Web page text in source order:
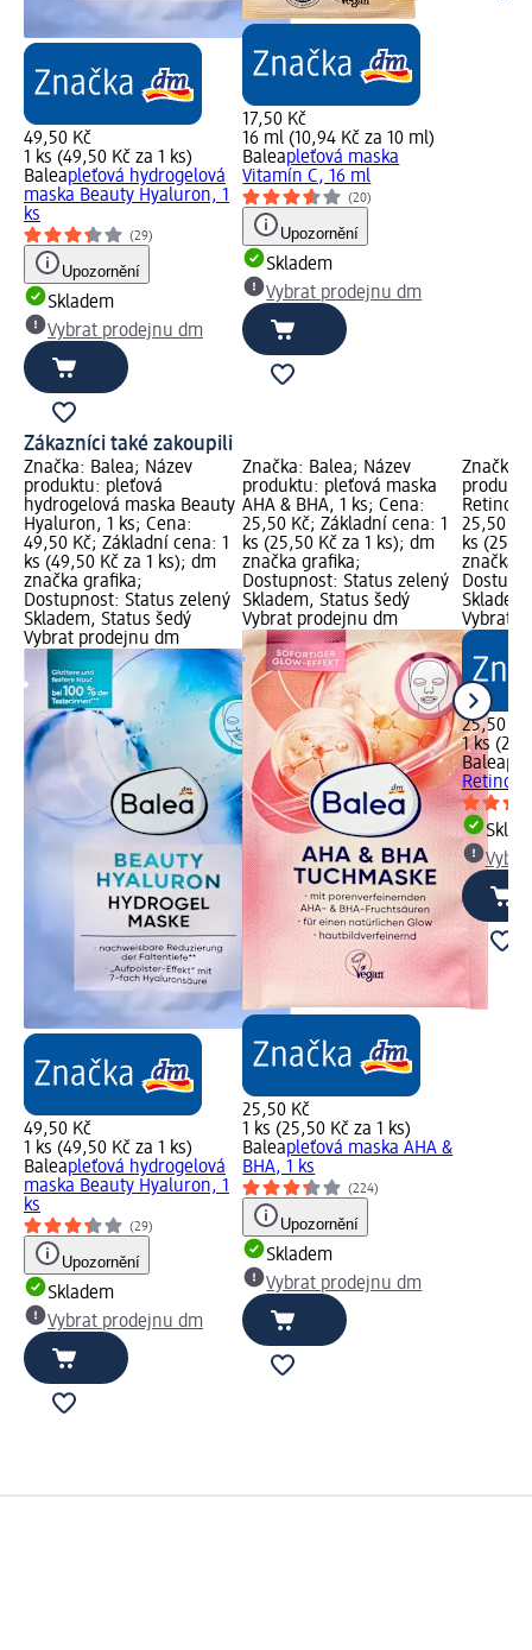
49,50 Kč
1 ks (49,50 Kč za 1 ks)
Baleapleťová hydrogelová
maska Beauty Hyaluron, 1
ks
(29)
Upozornění
Skladem
Vybrat prodejnu dm
17,50 Kč
16 ml (10,94 Kč za 10 ml)
Baleapleťová maska
Vitamín C, 16 ml
(20)
Upozornění
Skladem
Vybrat prodejnu dm
Zákazníci také zakoupili
Značka: Balea; Název
produktu: pleťová
hydrogelová maska Beauty
Hyaluron, 1 ks; Cena:
49,50 Kč; Základní cena: 1
ks (49,50 Kč za 1 ks); dm
značka grafika;
Dostupnost: Status zelený
Skladem, Status šedý
Vybrat prodejnu dm
49,50 Kč
1 ks (49,50 Kč za 1 ks)
Baleapleťová hydrogelová
maska Beauty Hyaluron, 1
ks
(29)
Upozornění
Skladem
Vybrat prodejnu dm
Značka: Balea; Název
produktu: pleťová maska
AHA & BHA, 1 ks; Cena:
25,50 Kč; Základní cena: 1
ks (25,50 Kč za 1 ks); dm
značka grafika;
Dostupnost: Status zelený
Skladem, Status šedý
Vybrat prodejnu dm
25,50 Kč
1 ks (25,50 Kč za 1 ks)
Baleapleťová maska AHA &
BHA, 1 ks
(224)
Upozornění
Skladem
Vybrat prodejnu dm
Značka:
Retinol,
25,50
ks
značka
Vybrat
25,50 Kč
1 ks
Balea
Retinol,